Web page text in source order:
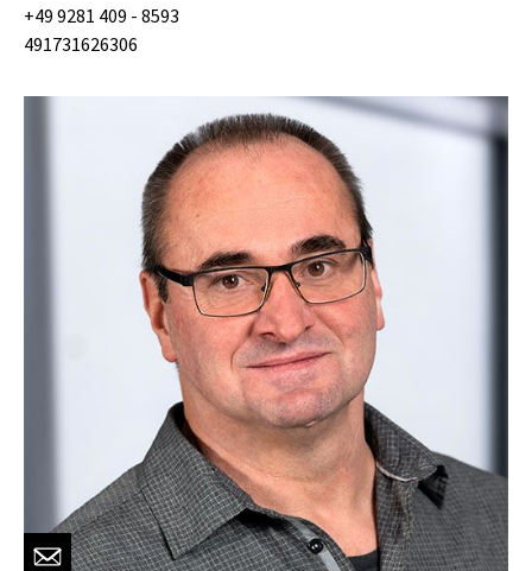
+49 9281 409 - 8593
491731626306